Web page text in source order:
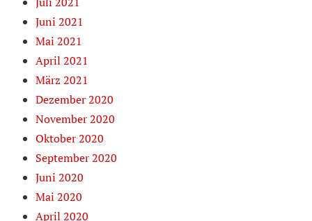
Juni 2021
Mai 2021
April 2021
März 2021
Dezember 2020
November 2020
Oktober 2020
September 2020
Juni 2020
Mai 2020
April 2020